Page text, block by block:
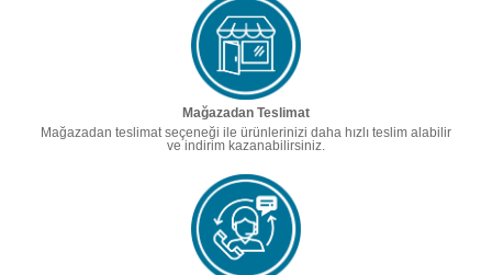
Mağazadan Teslimat
Mağazadan teslimat seçeneği ile ürünlerinizi daha hızlı teslim alabilir
ve indirim kazanabilirsiniz.